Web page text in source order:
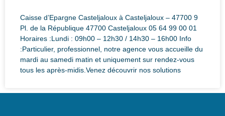
Caisse d’Epargne Casteljaloux à Casteljaloux – 47700 9
Pl. de la République 47700 Casteljaloux 05 64 99 00 01
Horaires :Lundi : 09h00 – 12h30 / 14h30 – 16h00 Info
:Particulier, professionnel, notre agence vous accueille du
mardi au samedi matin et uniquement sur rendez-vous
tous les après-midis.Venez découvrir nos solutions